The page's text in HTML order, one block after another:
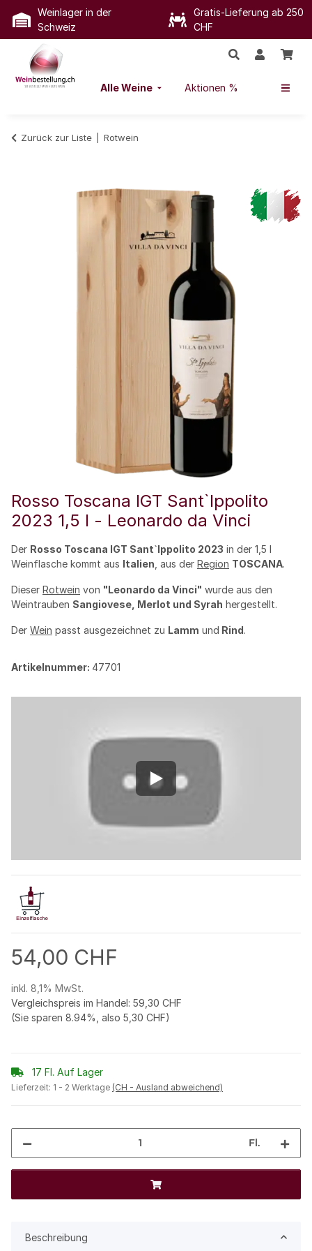
Weinlager in der
Schweiz
Gratis-Lieferung ab 250
CHF
Alle Weine Aktionen %
Zurück zur Liste Rotwein
Rosso Toscana IGT Sant`Ippolito
2023 1,5 l - Leonardo da Vinci
Der Rosso Toscana IGT Sant`Ippolito 2023 in der 1,5 l
Weinflasche kommt aus Italien , aus der Region TOSCANA.
Dieser Rotwein von "Leonardo da Vinci" wurde aus den
Weintrauben Sangiovese, Merlot und Syrah hergestellt.
Der Wein passt ausgezeichnet zu Lamm und Rind.
Artikelnummer: 47701
54,00 CHF
inkl. 8,1% MwSt.
Vergleichspreis im Handel: 59,30 CHF
(Sie sparen 8.94% , also 5,30 CHF)
17 Fl. Auf Lager
Lieferzeit: 1 - 2 Werktage (CH - Ausland abweichend)
Fl.
Beschreibung